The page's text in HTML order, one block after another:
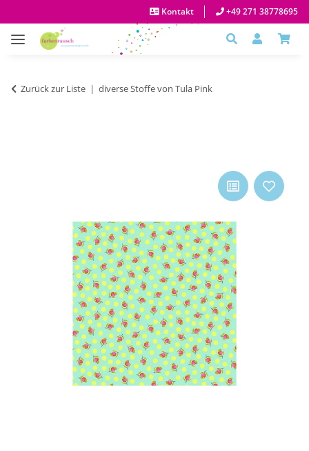
Kontakt +49 271 38778695
Zurück zur Liste diverse Stoffe von Tula Pink